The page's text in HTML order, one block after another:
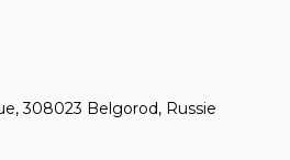
308023 Belgorod, Russie